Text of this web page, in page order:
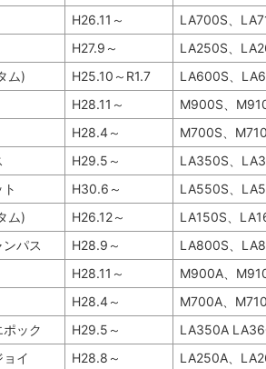
H26.11～ LA700S、
H27.9～ LA250S、
ム)
H25.10～R1.7 LA600S、
H28.11～ M900S、
H28.4～ M700S、
H29.5～ LA350S、
H30.6～ LA550S、
ム)
H26.12～ LA150S、
ンパス
H28.9～ LA800S、
H28.11～ M900A、
H28.4～ M700A、
ック
H29.5～ LA350A
イ
H28.8～ LA250A、